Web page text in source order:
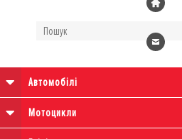
Автомобілі
Мотоцикли